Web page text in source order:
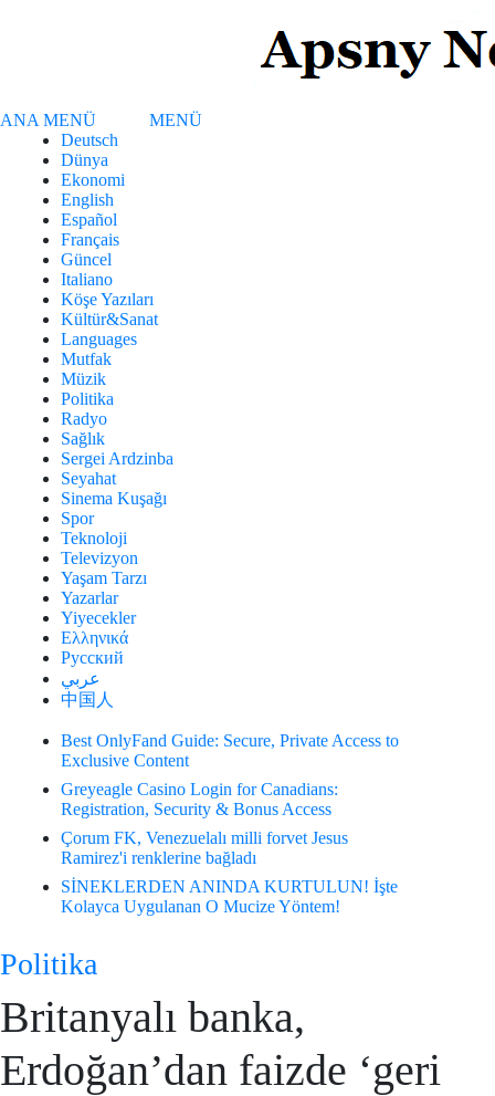
ANA MENÜ
MENÜ
Deutsch
Dünya
Ekonomi
English
Español
Français
Güncel
Italiano
Köşe Yazıları
Kültür&Sanat
Languages
Mutfak
Müzik
Politika
Radyo
Sağlık
Sergei Ardzinba
Seyahat
Sinema Kuşağı
Spor
Teknoloji
Televizyon
Yaşam Tarzı
Yazarlar
Yiyecekler
Ελληνικά
Русский
عربي
中国人
Best OnlyFand Guide: Secure, Private Access to
Exclusive Content
Greyeagle Casino Login for Canadians:
Registration, Security & Bonus Access
Çorum FK, Venezuelalı milli forvet Jesus
Ramirez'i renklerine bağladı
SİNEKLERDEN ANINDA KURTULUN! İşte
Kolayca Uygulanan O Mucize Yöntem!
Politika
Britanyalı banka,
Erdoğan’dan faizde ‘geri